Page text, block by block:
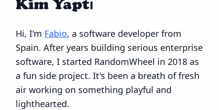
Kim Yaptı
Hi, I'm Fabio, a software developer from
Spain. After years building serious enterprise
software, I started RandomWheel in 2018 as
a fun side project. It's been a breath of fresh
air working on something playful and
lighthearted.